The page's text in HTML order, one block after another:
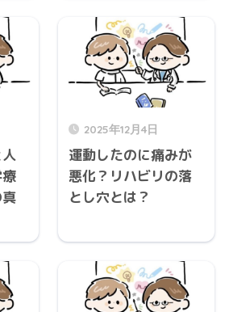
2025年12月4日
運動したのに痛みが
悪化？リハビリの落
とし穴とは？